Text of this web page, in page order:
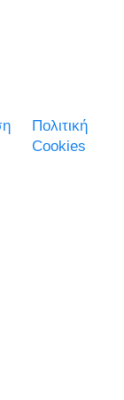
Πολιτική
Cookies